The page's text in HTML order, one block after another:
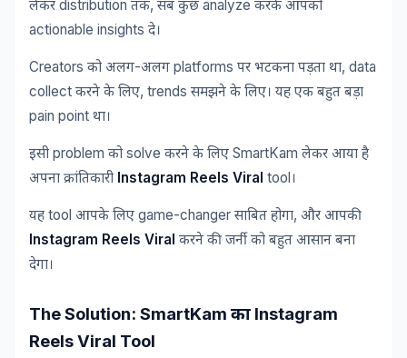
लेकर distribution तक, सब कुछ analyze करके आपको
actionable insights दे।
Creators को अलग-अलग platforms पर भटकना पड़ता था, data
collect करने के लिए, trends समझने के लिए। यह एक बहुत बड़ा
pain point था।
इसी problem को solve करने के लिए SmartKam लेकर आया है
अपना क्रांतिकारी Instagram Reels Viral tool ।
यह tool आपके लिए game-changer साबित होगा, और आपकी
Instagram Reels Viral करने की जर्नी को बहुत आसान बना
देगा।
The Solution: SmartKam का Instagram
Reels Viral Tool